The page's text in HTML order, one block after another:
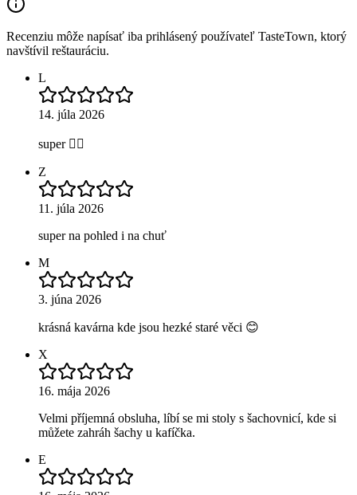
Recenziu môže napísať iba prihlásený používateľ TasteTown, ktorý
navštívil reštauráciu.
L
14. júla 2026
super 👍🏻
Z
11. júla 2026
super na pohled i na chuť
M
3. júna 2026
krásná kavárna kde jsou hezké staré věci 😊
X
16. mája 2026
Velmi příjemná obsluha, líbí se mi stoly s šachovnicí, kde si
můžete zahráh šachy u kafíčka.
E